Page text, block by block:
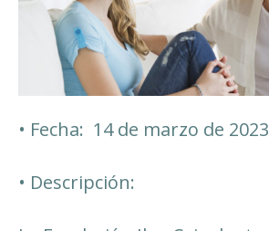
• Fecha: 14 de marzo de 2023
• Descripción: